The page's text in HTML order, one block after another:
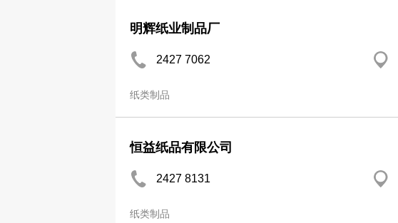
明辉纸业制品厂
2427 7062
纸类制品
恒益纸品有限公司
2427 8131
纸类制品